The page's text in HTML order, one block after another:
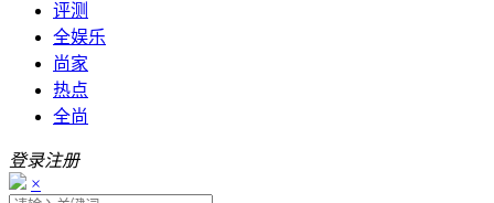
评测
全娱乐
尚家
热点
全尚
登录注册
×